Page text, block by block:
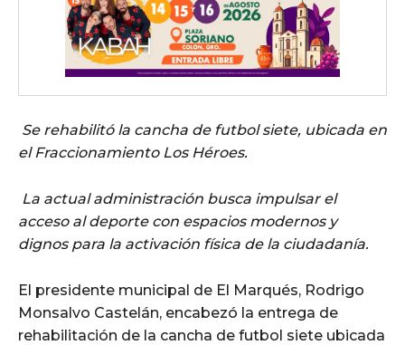
⁠Se rehabilitó la cancha de futbol siete, ubicada en
el Fraccionamiento Los Héroes.
⁠La actual administración busca impulsar el
acceso al deporte con espacios modernos y
dignos para la activación física de la ciudadanía.
El presidente municipal de El Marqués, Rodrigo
Monsalvo Castelán, encabezó la entrega de
rehabilitación de la cancha de futbol siete ubicada